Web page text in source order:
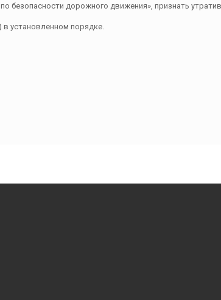
безопасности дорожного движения», признать
в установленном порядке.